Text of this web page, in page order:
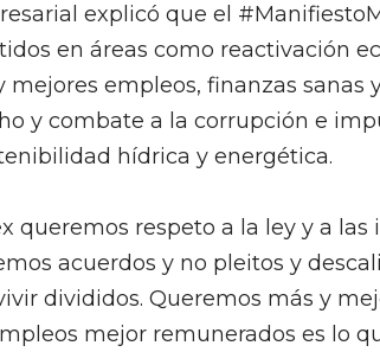
explicó que el
en áreas como reactivación
mejores empleos, finanzas
y combate a la corrupción e
hídrica y energética.
queremos respeto a la ley y a
acuerdos y no pleitos y
divididos. Queremos más y
mejor remunerados es lo